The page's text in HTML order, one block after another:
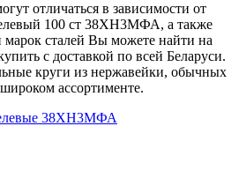
отличаться в зависимости от
100 ст 38ХН3МФА, а также
марок сталей Вы можете найти на
с доставкой по всей Беларуси.
круги из нержавейки, обычных
ассортименте.
38XH3MФА